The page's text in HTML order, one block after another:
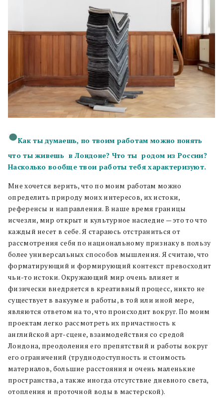
Как ты думаешь, по твоим работам можно понять
что ты живешь в Лондоне? Что ты родом из России?
Насколько вообще твои работы тебя характеризуют.
Мне хочется верить, что по моим работам можно
определить природу моих интересов, их истоки,
референсы и направления. В наше время границы
исчезли, мир открыт и культурное наследие — это то что
каждый несет в себе. Я стараюсь отстраниться от
рассмотрения себя по национальному признаку в пользу
более универсальных способов мышления. Я считаю, что
форматирующий и формирующий контекст превосходит
чьи-то истоки. Окружающий мир очень влияет и
физически внедряется в креативный процесс, никто не
существует в вакууме и работы, в той или иной мере,
являются ответом на то, что происходит вокруг. По моим
проектам легко рассмотреть их причастность к
английской арт-сцене, взаимодействия со средой
Лондона, преодоления его препятствий и работы вокруг
его ограничений (труднодоступность и стоимость
материалов, большие расстояния и очень маленькие
пространства, а также иногда отсутствие дневного света,
отопления и проточной воды в мастерской).